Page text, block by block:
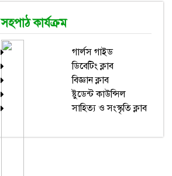
সহপাঠ কার্যক্রম
গার্লস গাইড
ডিবেটিং ক্লাব
বিজ্ঞান ক্লাব
ষ্টুডেন্ট কাউন্সিল
সাহিত্য ও সংস্কৃতি ক্লাব